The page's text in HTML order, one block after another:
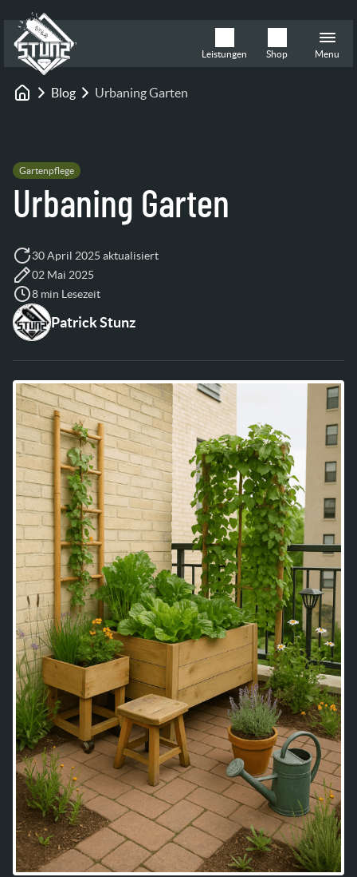
Leistungen Shop Menu
Startseite
Blog Urbaning Garten
Gartenpflege
Urbaning Garten
30 April 2025 aktualisiert
02 Mai 2025
8 min Lesezeit
Patrick Stunz